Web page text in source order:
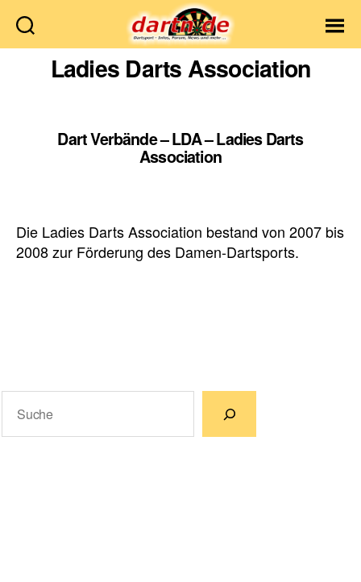
Dartn.de
Ladies Darts Association
Dart Verbände – LDA – Ladies Darts
Association
Die Ladies Darts Association bestand von 2007 bis
2008 zur Förderung des Damen-Dartsports.